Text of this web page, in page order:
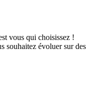
vous qui choisissez !
souhaitez évoluer sur des